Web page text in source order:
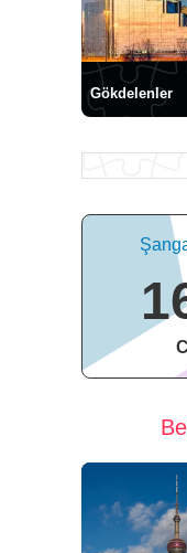
Gökdelenler